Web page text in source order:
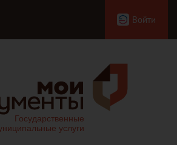
Войти